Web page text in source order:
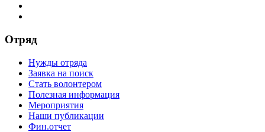
Отряд
Нужды отряда
Заявка на поиск
Стать волонтером
Полезная информация
Мероприятия
Наши публикации
Фин.отчет